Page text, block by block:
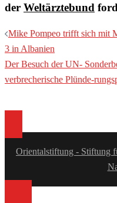
der Weltärztebund
Mike Pompeo trifft sich mit
3 in Albanien
Der Besuch der UN-
verbrecherische Plünde-
Orientalstiftung - Stiftung